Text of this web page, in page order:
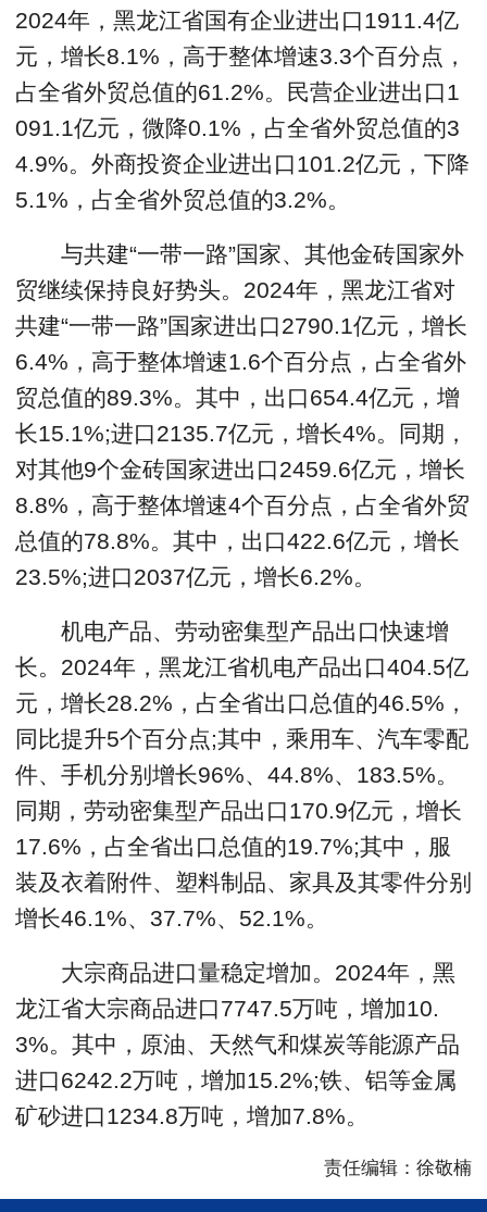
2024年，黑龙江省国有企业进出口1911.4亿
元，增长8.1%，高于整体增速3.3个百分点，
占全省外贸总值的61.2%。民营企业进出口1
091.1亿元，微降0.1%，占全省外贸总值的3
4.9%。外商投资企业进出口101.2亿元，下降
5.1%，占全省外贸总值的3.2%。
与共建“一带一路”国家、其他金砖国家外
贸继续保持良好势头。2024年，黑龙江省对
共建“一带一路”国家进出口2790.1亿元，增长
6.4%，高于整体增速1.6个百分点，占全省外
贸总值的89.3%。其中，出口654.4亿元，增
长15.1%;进口2135.7亿元，增长4%。同期，
对其他9个金砖国家进出口2459.6亿元，增长
8.8%，高于整体增速4个百分点，占全省外贸
总值的78.8%。其中，出口422.6亿元，增长
23.5%;进口2037亿元，增长6.2%。
机电产品、劳动密集型产品出口快速增
长。2024年，黑龙江省机电产品出口404.5亿
元，增长28.2%，占全省出口总值的46.5%，
同比提升5个百分点;其中，乘用车、汽车零配
件、手机分别增长96%、44.8%、183.5%。
同期，劳动密集型产品出口170.9亿元，增长
17.6%，占全省出口总值的19.7%;其中，服
装及衣着附件、塑料制品、家具及其零件分别
增长46.1%、37.7%、52.1%。
大宗商品进口量稳定增加。2024年，黑
龙江省大宗商品进口7747.5万吨，增加10.
3%。其中，原油、天然气和煤炭等能源产品
进口6242.2万吨，增加15.2%;铁、铝等金属
矿砂进口1234.8万吨，增加7.8%。
责任编辑：徐敬楠